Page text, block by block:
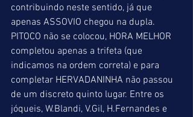
contribuindo neste sentido, já que
apenas ASSOVIO chegou na dupla.
PITOCO não se colocou, HORA MELHOR
completou apenas a trifeta (que
indicamos na ordem correta) e para
completar HERVADANINHA não passou
de um discreto quinto lugar. Entre os
jóqueis, W.Blandi, V.Gil, H.Fernandes e